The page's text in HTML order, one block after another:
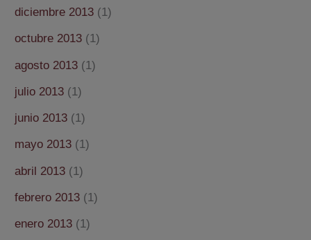
diciembre 2013 (1)
octubre 2013 (1)
agosto 2013 (1)
julio 2013 (1)
junio 2013 (1)
mayo 2013 (1)
abril 2013 (1)
febrero 2013 (1)
enero 2013 (1)